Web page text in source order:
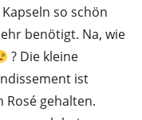
so schön
benötigt. Na, wie
? Die kleine
ist
gehalten.